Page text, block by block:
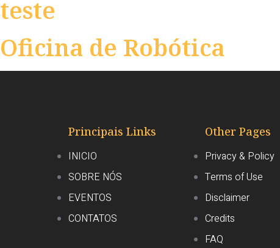
teste
Oficina de Robótica
Principais Links
INICIO
SOBRE NÓS
EVENTOS
CONTATOS
Other Pages
Privacy & Policy
Terms of Use
Disclaimer
Credits
FAQ